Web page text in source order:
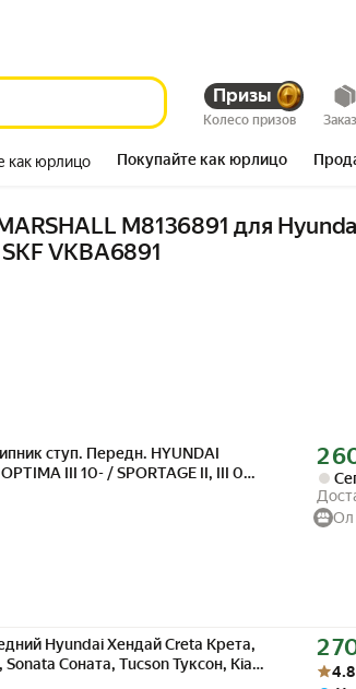
Призы
Колесо призов
как юрлицо Покупайте как юрлицо
M8136891 для
VKBA6891
ступ. Передн. HYUNDAI
III 10- / SPORTAGE II, III 04-
Цена
2
Ол
Hyundai Хендай Creta Крета,
Соната, Tucson Туксон, Kia
Оптима, Sportage Спортейдж
Цена
2
4.8